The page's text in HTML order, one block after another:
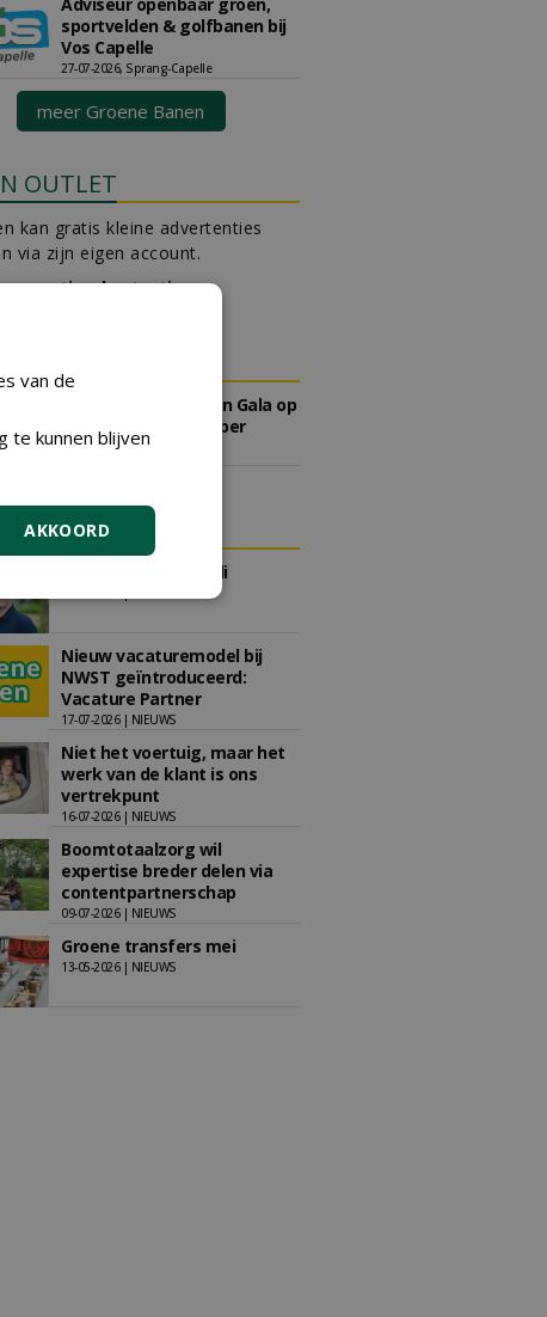
sportvelden & golfbanen bij
Vos Capelle
27-07-2026, Sprang-Capelle
meer Groene Banen
OUTLET
kan gratis kleine advertenties
via zijn eigen account.
gratis advertentie
Save the Date: Green Gala op
woensdag 2 december
woensdag 2 december 2026
Groene transfers juli
Nieuw vacaturemodel bij
NWST geïntroduceerd:
Vacature Partner
17-07-2026 | NIEUWS
Niet het voertuig, maar het
werk van de klant is ons
vertrekpunt
16-07-2026 | NIEUWS
Boomtotaalzorg wil
expertise breder delen via
contentpartnerschap
09-07-2026 | NIEUWS
Groene transfers mei
13-05-2026 | NIEUWS
van de
te kunnen blijven
AKKOORD